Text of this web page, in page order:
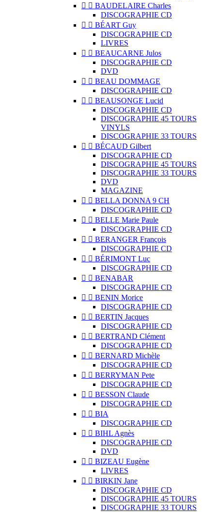
  BAUDELAIRE Charles
DISCOGRAPHIE CD
  BÉART Guy
DISCOGRAPHIE CD
LIVRES
  BEAUCARNE Julos
DISCOGRAPHIE CD
DVD
  BEAU DOMMAGE
DISCOGRAPHIE CD
  BEAUSONGE Lucid
DISCOGRAPHIE CD
DISCOGRAPHIE 45 TOURS
VINYLS
DISCOGRAPHIE 33 TOURS
  BÉCAUD Gilbert
DISCOGRAPHIE CD
DISCOGRAPHIE 45 TOURS
DISCOGRAPHIE 33 TOURS
DVD
MAGAZINE
  BELLA DONNA 9 CH
DISCOGRAPHIE CD
  BELLE Marie Paule
DISCOGRAPHIE CD
  BERANGER François
DISCOGRAPHIE CD
  BÉRIMONT Luc
DISCOGRAPHIE CD
  BENABAR
DISCOGRAPHIE CD
  BENIN Morice
DISCOGRAPHIE CD
  BERTIN Jacques
DISCOGRAPHIE CD
  BERTRAND Clément
DISCOGRAPHIE CD
  BERNARD Michèle
DISCOGRAPHIE CD
  BERRYMAN Pete
DISCOGRAPHIE CD
  BESSON Claude
DISCOGRAPHIE CD
  BIA
DISCOGRAPHIE CD
  BIHL Agnès
DISCOGRAPHIE CD
DVD
  BIZEAU Eugène
LIVRES
  BIRKIN Jane
DISCOGRAPHIE CD
DISCOGRAPHIE 45 TOURS
DISCOGRAPHIE 33 TOURS